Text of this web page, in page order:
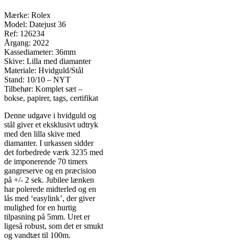
Mærke: Rolex
Model: Datejust 36
Ref: 126234
Årgang: 2022
Kassediameter: 36mm
Skive: Lilla med diamanter
Materiale: Hvidguld/Stål
Stand: 10/10 – NYT
Tilbehør: Komplet sæt –
bokse, papirer, tags, certifikat
Denne udgave i hvidguld og
stål giver et eksklusivt udtryk
med den lilla skive med
diamanter. I urkassen sidder
det forbedrede værk 3235 med
de imponerende 70 timers
gangreserve og en præcision
på +/- 2 sek. Jubilee lænken
har polerede midterled og en
lås med ‘easylink’, der giver
mulighed for en hurtig
tilpasning på 5mm. Uret er
ligeså robust, som det er smukt
og vandtæt til 100m.